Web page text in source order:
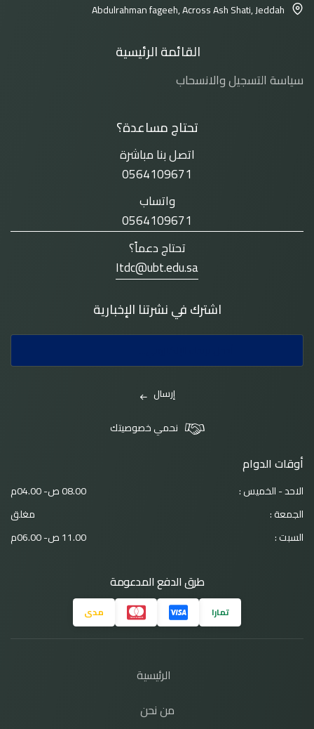
Abdulrahman fageeh, Across Ash Shati, Jeddah
القائمة الرئيسية
سياسة التسجيل والانسحاب
تحتاج مساعدة؟
اتصل بنا مباشرة
0564109671
واتساب
0564109671
تحتاج دعماً؟
Itdc@ubt.edu.sa
اشترك في نشرتنا الإخبارية
إرسال
نحمي خصوصيتك
أوقات الدوام
الاحد - الخميس :
08.00 ص- 04.00م
الجمعة :
مغلق
السبت :
11.00 ص- 06.00م
طرق الدفع المدعومة
تمارا مدى
الرئيسية
من نحن